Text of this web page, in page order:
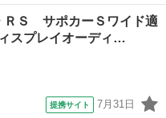
ー ■ グレード名： ＲＳ
エアコン ステアリングス
ＲＳ サポカーＳワイド適
プレイオーディ…
提携サイト 7月31日